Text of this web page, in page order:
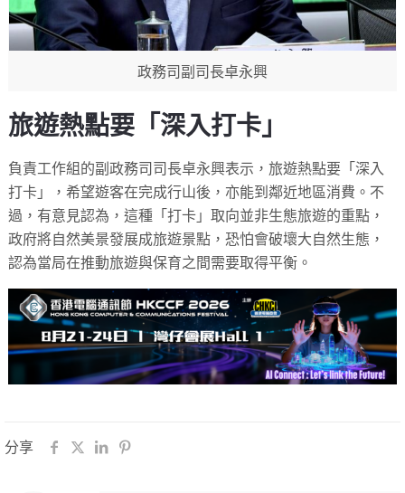
政務司副司長卓永興
旅遊熱點要「深入打卡」
負責工作組的副政務司司長卓永興表示，旅遊熱點要「深入
打卡」，希望遊客在完成行山後，亦能到鄰近地區消費。不
過，有意見認為，這種「打卡」取向並非生態旅遊的重點，
政府將自然美景發展成旅遊景點，恐怕會破壞大自然生態，
認為當局在推動旅遊與保育之間需要取得平衡。
分享